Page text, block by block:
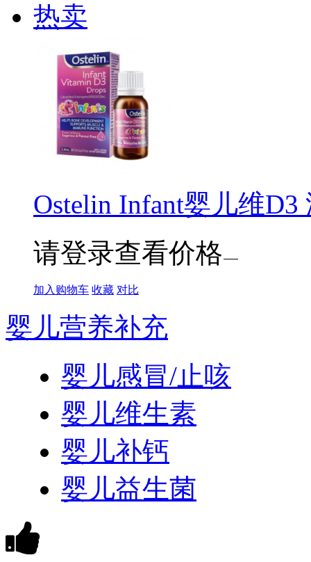
热卖
Ostelin Infant婴儿维D3
请登录查看价格
加入购物车 收藏 对比
婴儿营养补充
婴儿感冒/止咳
婴儿维生素
婴儿补钙
婴儿益生菌